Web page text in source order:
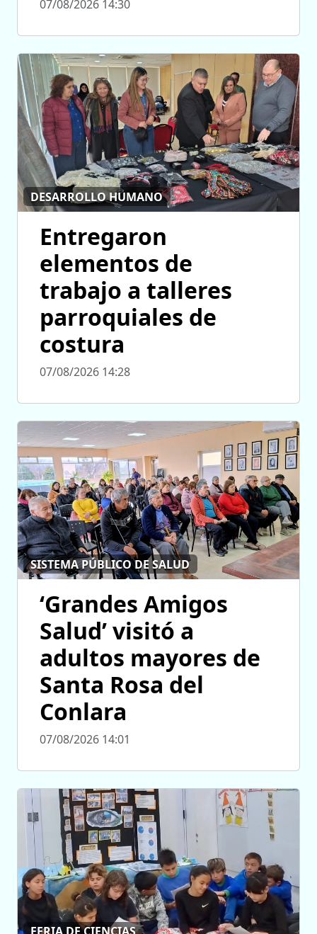
07/08/2026 14:30
DESARROLLO HUMANO
Entregaron
elementos de
trabajo a talleres
parroquiales de
costura
07/08/2026 14:28
SISTEMA PÚBLICO DE SALUD
‘Grandes Amigos
Salud’ visitó a
adultos mayores de
Santa Rosa del
Conlara
07/08/2026 14:01